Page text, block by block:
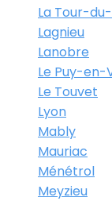
La Tour-
Lagnieu
Lanobre
Le Puy-en-
Le Touvet
Lyon
Mably
Mauriac
Ménétrol
Meyzieu